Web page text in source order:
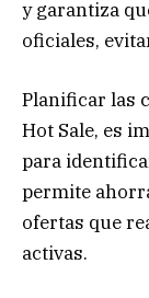
y garantiza
oficiales,
Planificar las
Hot Sale, es
para
permite
ofertas que
activas.